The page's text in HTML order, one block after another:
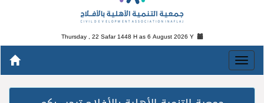
Thursday , 22 Safar 1448 H as6 August 2026 Y